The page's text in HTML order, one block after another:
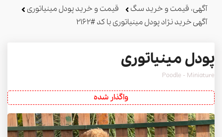
آگهی، قیمت و خرید سگ
قیمت و خرید پودل مینیاتوری
آگهی خرید نژاد پودل مینیاتوری با کد #2162
پودل مینیاتوری
Poodle - Miniature
واگذار شده